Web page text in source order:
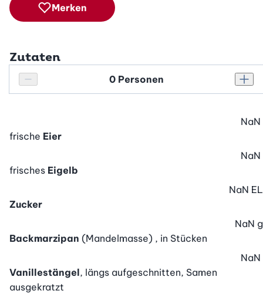
Merken
Zutaten
Personenanzahl verringern
Personenanzahl
frische Eier
NaN
frisches Eigelb
NaN
Zucker
NaN EL
Backmarzipan (Mandelmasse) , in Stücken
NaN g
Vanillestängel, längs aufgeschnitten, Samen
ausgekratzt
NaN